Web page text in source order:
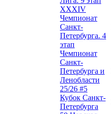
XXXIV
Чемпионат
Санкт-
Петербурга. 4
этап
Чемпионат
Санкт-
Петербурга и
Ленобласти
25/26 #5
Кубок Санкт-
Петербурга